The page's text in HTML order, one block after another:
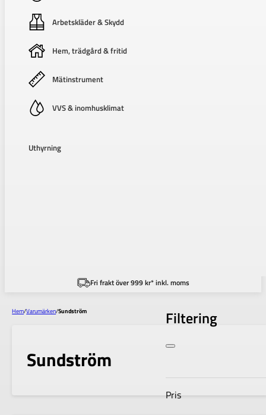
Arbetskläder & Skydd
Hem, trädgård & fritid
Mätinstrument
VVS & inomhusklimat
Uthyrning
Fri frakt över 999 kr* inkl. moms
Hem/Varumärken/Sundström
Sundström
Filtering
Pris